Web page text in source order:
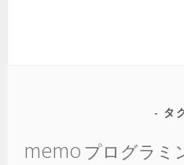
タ
memo プログラミ